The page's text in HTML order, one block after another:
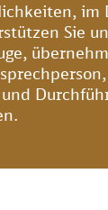
im
Sie